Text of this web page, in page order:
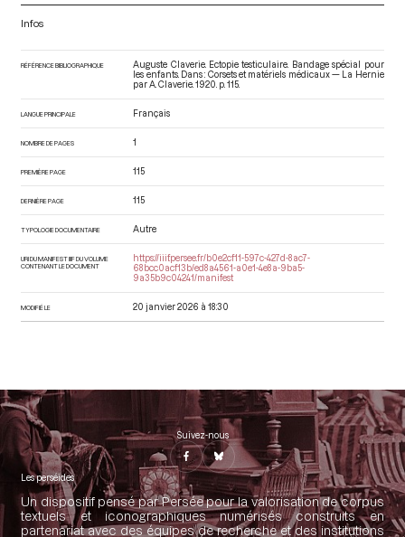
Infos
RÉFÉRENCE BIBLIOGRAPHIQUE
Auguste Claverie. Ectopie testiculaire. Bandage spécial pour
les enfants. Dans : Corsets et matériels médicaux — La Hernie
par A. Claverie . 1920. p. 115.
LANGUE PRINCIPALE Français
NOMBRE DE PAGES 1
PREMIÈRE PAGE 115
DERNIÈRE PAGE 115
TYPOLOGIE DOCUMENTAIRE Autre
URI DU MANIFEST IIIF DU VOLUME
CONTENANT LE DOCUMENT
https://iiif.persee.fr/b0e2cf11-597c-427d-8ac7-
68bcc0acf13b/ed8a4561-a0e1-4e8a-9ba5-
9a35b9c04241/manifest
MODIFIÉ LE 20 janvier 2026 à 18:30
Suivez-nous
Les perséides
Un dispositif pensé par Persée pour la valorisation de corpus
textuels et iconographiques numérisés construits en
partenariat avec des équipes de recherche et des institutions